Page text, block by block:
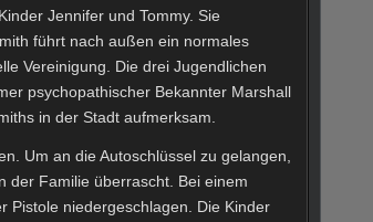
Jennifer und Tommy. Sie
führt nach außen ein normales
Vereinigung. Die drei Jugendlichen
psychopathischer Bekannter Marshall
in der Stadt aufmerksam.
Um an die Autoschlüssel zu gelangen,
der Familie überrascht. Bei einem
Pistole niedergeschlagen. Die Kinder